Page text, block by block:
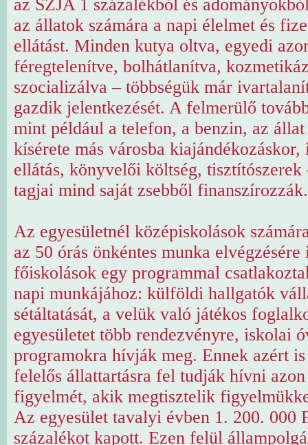
az SZJA 1 százalékból és
az állatok számára a napi élelmet és
ellátást. Minden kutya oltva, egyedi
féregtelenítve, bolhátlanítva,
szocializálva – többségük már
gazdik jelentkezését. A felmerülő
mint például a telefon, a benzin, az állat
kísérete más városba
ellátás, könyvelői költség, tisztítószerek
tagjai mind saját zsebből finanszírozzák.
Az egyesületnél középiskolások
az 50 órás önkéntes munka elvégzésére
főiskolások egy programmal
napi munkájához: külföldi hallgatók
sétáltatását, a velük való játékos
egyesületet több rendezvényre, iskolai
programokra hívják meg. Ennek azért
felelős állattartásra fel tudják hívni
figyelmét, akik megtisztelik
Az egyesület tavalyi évben 1. 200. 000
százalékot kapott. Ezen felül